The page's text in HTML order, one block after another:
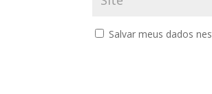
Salvar meus dados